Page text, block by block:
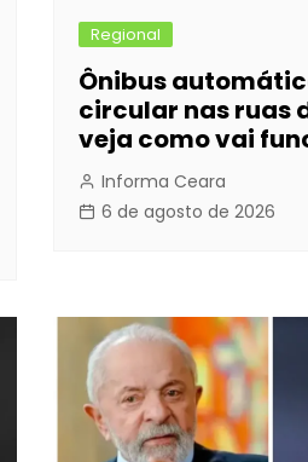
Regional
Ônibus
circular nas ruas
veja como vai
Informa Ceara
6 de agosto de 2026